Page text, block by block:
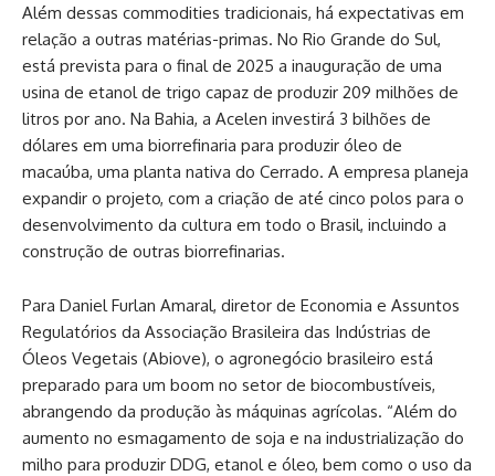
Além dessas commodities tradicionais, há expectativas em
relação a outras matérias-primas. No Rio Grande do Sul,
está prevista para o final de 2025 a inauguração de uma
usina de etanol de trigo capaz de produzir 209 milhões de
litros por ano. Na Bahia, a Acelen investirá 3 bilhões de
dólares em uma biorrefinaria para produzir óleo de
macaúba, uma planta nativa do Cerrado. A empresa planeja
expandir o projeto, com a criação de até cinco polos para o
desenvolvimento da cultura em todo o Brasil, incluindo a
construção de outras biorrefinarias.
Para Daniel Furlan Amaral, diretor de Economia e Assuntos
Regulatórios da Associação Brasileira das Indústrias de
Óleos Vegetais (Abiove), o agronegócio brasileiro está
preparado para um boom no setor de biocombustíveis,
abrangendo da produção às máquinas agrícolas. “Além do
aumento no esmagamento de soja e na industrialização do
milho para produzir DDG, etanol e óleo, bem como o uso da